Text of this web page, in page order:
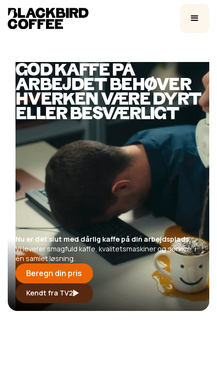
GOD KAFFE PÅ
ARBEJDET BEHØVER
HVERKEN VÆRE DYRT
ELLER BESVÆRLIGT
Nu er det slut med dårlig kaffe på din arbejdsplads.
Vi leverer smagfuld kaffe, kvalitetsmaskiner og service, i
én samlet løsning.
Beregn din pris
Kendt fra TV2